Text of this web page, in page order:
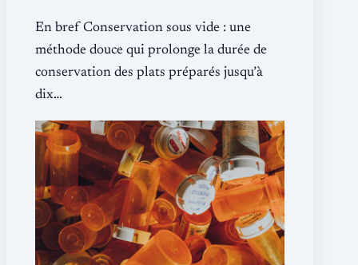
En bref Conservation sous vide : une
méthode douce qui prolonge la durée de
conservation des plats préparés jusqu’à
dix…